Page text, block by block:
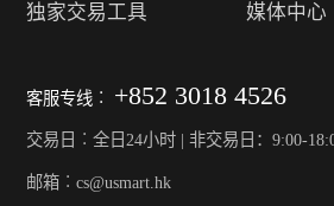
独家交易工具
媒体中心
客服专线︰ +852 3018 4526
交易日︰全日24小时 | 非交易日：9:00-
邮箱︰cs@usmart.hk